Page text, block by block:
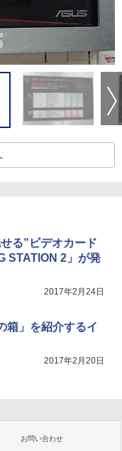
る”ビデオカード
STATION 2」が発
2017年2月24日
箱」を紹介するイ
2017年2月20日
お問い合わせ